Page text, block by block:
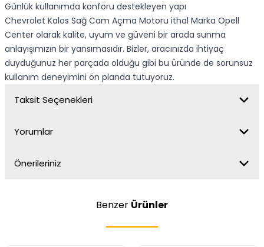
Günlük kullanımda konforu destekleyen yapı
Chevrolet Kalos Sağ Cam Açma Motoru ithal Marka Opell
Center olarak kalite, uyum ve güveni bir arada sunma
anlayışımızın bir yansımasıdır. Bizler, aracınızda ihtiyaç
duyduğunuz her parçada olduğu gibi bu üründe de sorunsuz
kullanım deneyimini ön planda tutuyoruz.
Taksit Seçenekleri
Yorumlar
Önerileriniz
Benzer Ürünler